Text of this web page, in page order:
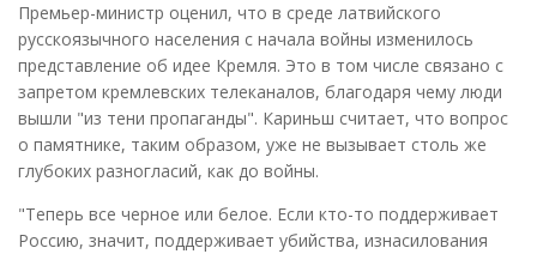
Премьер-министр оценил, что в среде латвийского
русскоязычного населения с начала войны изменилось
представление об идее Кремля. Это в том числе связано с
запретом кремлевских телеканалов, благодаря чему люди
вышли "из тени пропаганды". Кариньш считает, что вопрос
о памятнике, таким образом, уже не вызывает столь же
глубоких разногласий, как до войны.
"Теперь все черное или белое. Если кто-то поддерживает
Россию, значит, поддерживает убийства, изнасилования